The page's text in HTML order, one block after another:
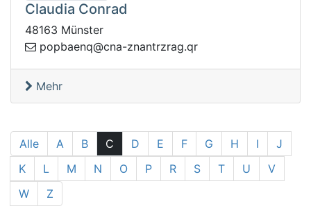
Claudia Conrad
48163 Münster
rq.garzrtnanz-anc@q
neabpop
Mehr
Alle A B C D E F G H I
J
K
L M N O P R S T U
V
W
Z